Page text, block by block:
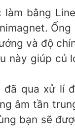
bằng
và độ
này giúp củ
qua xử lí
âm tần
bạn sẽ